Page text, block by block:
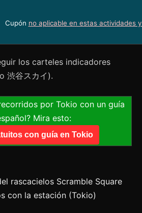
Cupón no aplicable en estas actividades
los carteles indicadores
渋谷スカイ).
por Tokio con un guía
Mira esto:
con guía en Tokio